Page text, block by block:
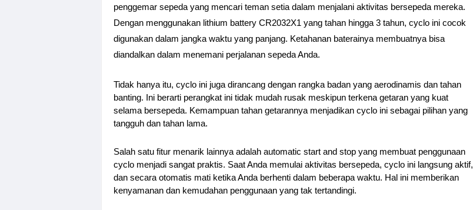
penggemar sepeda yang mencari teman setia dalam menjalani aktivitas bersepeda mereka.
Dengan menggunakan lithium battery CR2032X1 yang tahan hingga 3 tahun, cyclo ini cocok
digunakan dalam jangka waktu yang panjang. Ketahanan baterainya membuatnya bisa
diandalkan dalam menemani perjalanan sepeda Anda.
Tidak hanya itu, cyclo ini juga dirancang dengan rangka badan yang aerodinamis dan tahan
banting. Ini berarti perangkat ini tidak mudah rusak meskipun terkena getaran yang kuat
selama bersepeda. Kemampuan tahan getarannya menjadikan cyclo ini sebagai pilihan yang
tangguh dan tahan lama.
Salah satu fitur menarik lainnya adalah automatic start and stop yang membuat penggunaan
cyclo menjadi sangat praktis. Saat Anda memulai aktivitas bersepeda, cyclo ini langsung aktif,
dan secara otomatis mati ketika Anda berhenti dalam beberapa waktu. Hal ini memberikan
kenyamanan dan kemudahan penggunaan yang tak tertandingi.